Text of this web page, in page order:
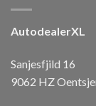
AutodealerXL
Sanjesfjild 16
9062 HZ